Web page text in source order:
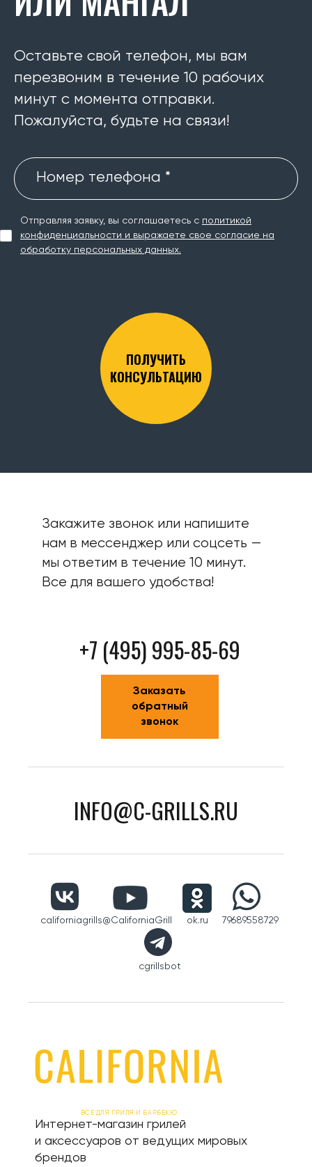
Оставьте свой телефон, мы вам
перезвоним в течение 10 рабочих
минут с момента отправки.
Пожалуйста, будьте на связи!
Номер телефона *
Отправляя заявку, вы соглашаетесь с политикой
конфиденциальности и выражаете свое согласие на
обработку персональных данных.
ПОЛУЧИТЬ
КОНСУЛЬТАЦИЮ
Закажите звонок или напишите
нам в мессенджер или соцсеть —
мы ответим в течение 10 минут.
Все для вашего удобства!
+7 (495) 995-85-69
Заказать
обратный
звонок
INFO@C-GRILLS.RU
californiagrills@CaliforniaGrill ok.ru 79689558729
cgrillsbot
ВСЕ ДЛЯ ГРИЛЯ И БАРБЕКЮ
Интернет-магазин грилей
и аксессуаров от ведущих мировых
брендов